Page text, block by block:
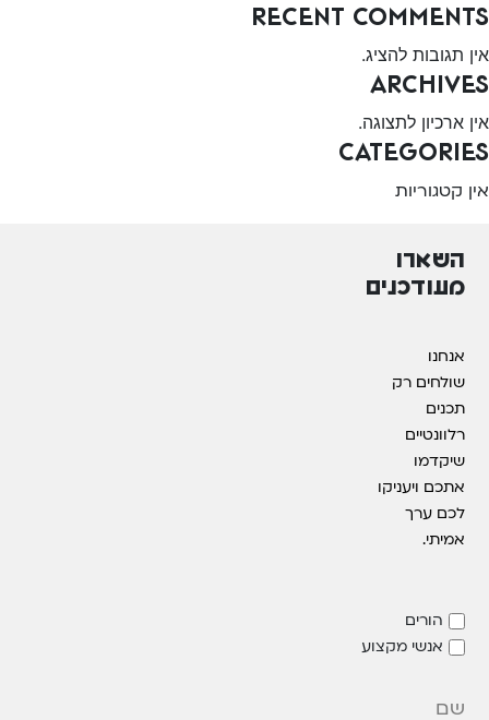
Recent Comments
אין תגובות להציג.
Archives
אין ארכיון לתצוגה.
Categories
אין קטגוריות
השארו
מעודכנים
אנחנו
שולחים רק
תכנים
רלוונטיים
שיקדמו
אתכם ויעניקו
לכם ערך
אמיתי.
הורים
אנשי מקצוע